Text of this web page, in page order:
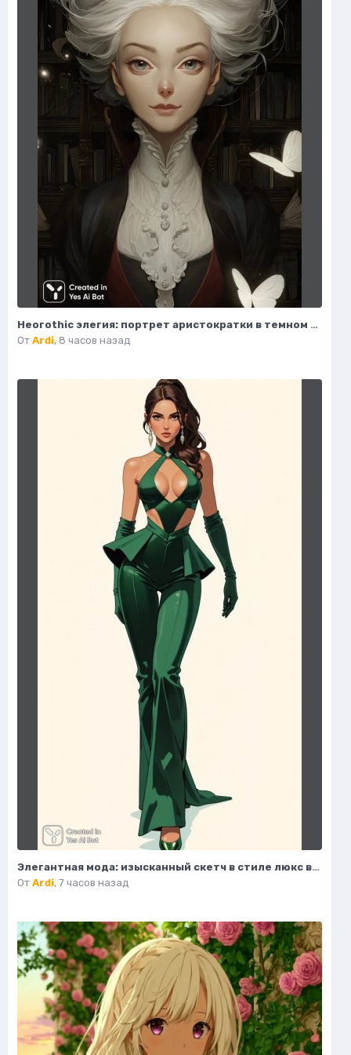
Неогothic элегия: портрет аристократки в темном величии библиотеки. Картинка из нейронной сети Миджорни
От Ardi, 8 часов назад
Элегантная мода: изысканный скетч в стиле люкс высокой верности. Картинка из нейронной сети Flux
От Ardi, 7 часов назад